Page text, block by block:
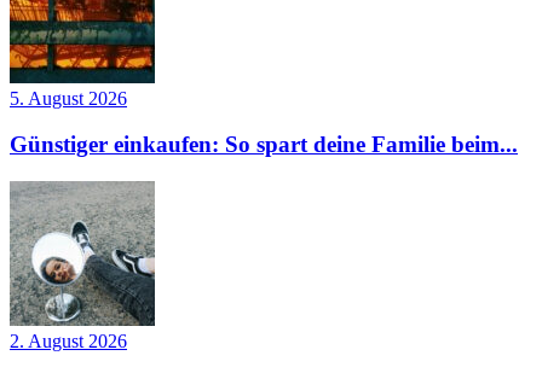
5. August 2026
Günstiger einkaufen: So spart deine Familie beim...
2. August 2026